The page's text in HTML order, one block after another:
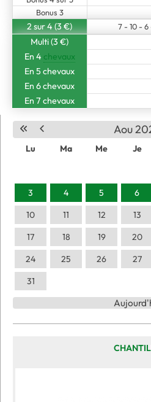
Aou
Lu Ma Me Je
3
4 5 6
10
11 12 13
17
18 19 20
24
25 26 27
31
Bonus 3
2 sur 4 (3 €) 7 - 10 - 6
Multi (3 €)
En 4 chevaux
En 5 chevaux
En 6 chevaux
En 7 chevaux